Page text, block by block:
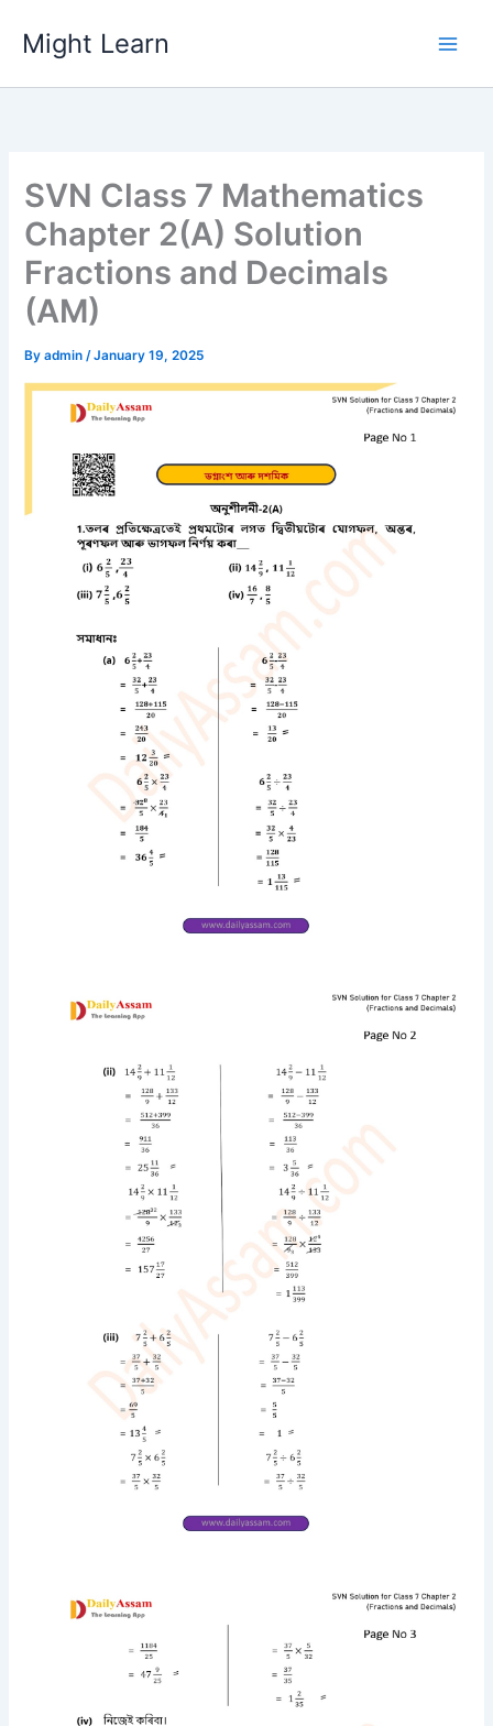
content
Might Learn
SVN Class 7 Mathematics
Chapter 2(A) Solution
Fractions and Decimals
(AM)
Byadmin/January 19, 2025